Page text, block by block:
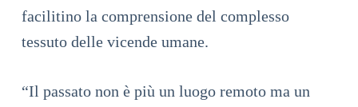
facilitino la comprensione del complesso
tessuto delle vicende umane.
“Il passato non è più un luogo remoto ma un